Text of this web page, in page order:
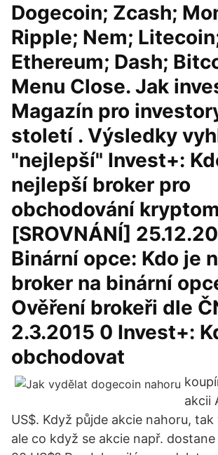
Dogecoin; Zcash;
Ripple; Nem;
Ethereum; Dash;
Menu Close. Jak
Magazín pro
století . Výsledky
"nejlepší" Invest+:
nejlepší broker pro
obchodování
[SROVNÁNÍ]
Binární opce: Kdo je
broker na binární
Ověření brokeři dle
2.3.2015 0 Invest+:
obchodovat
akcii
US$. Když půjde akcie nahoru, tak
ale co když se akcie např.